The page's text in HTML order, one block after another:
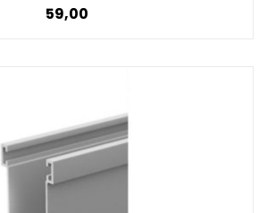
59,00